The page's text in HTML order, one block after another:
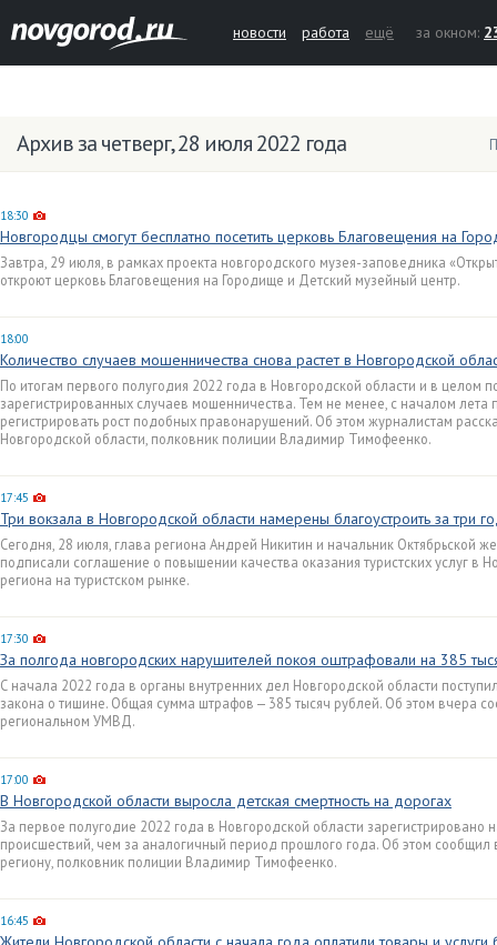
новости работа ещё за окном:
Архив за четверг, 28 июля 2022 года
18:30
Новгородцы смогут бесплатно посетить церковь Благовещения на
Завтра, 29 июля, в рамках проекта новгородского музея-заповедника
откроют церковь Благовещения на Городище и Детский музейный центр.
18:00
Количество случаев мошенничества снова растет в Новгородской
По итогам первого полугодия 2022 года в Новгородской области и в целом
зарегистрированных случаев мошенничества. Тем не менее, с началом лета
регистрировать рост подобных правонарушений. Об этом журналистам
Новгородской области, полковник полиции Владимир Тимофеенко.
17:45
Три вокзала в Новгородской области намерены благоустроить за три
Сегодня, 28 июля, глава региона Андрей Никитин и начальник Октябрьской
подписали соглашение о повышении качества оказания туристских услуг в
региона на туристском рынке.
17:30
За полгода новгородских нарушителей покоя оштрафовали на 385
С начала 2022 года в органы внутренних дел Новгородской области
закона о тишине. Общая сумма штрафов — 385 тысяч рублей. Об этом вчера
региональном УМВД.
17:00
В Новгородской области выросла детская смертность на дорогах
За первое полугодие 2022 года в Новгородской области
происшествий, чем за аналогичный период прошлого года. Об этом
региону, полковник полиции Владимир Тимофеенко.
16:45